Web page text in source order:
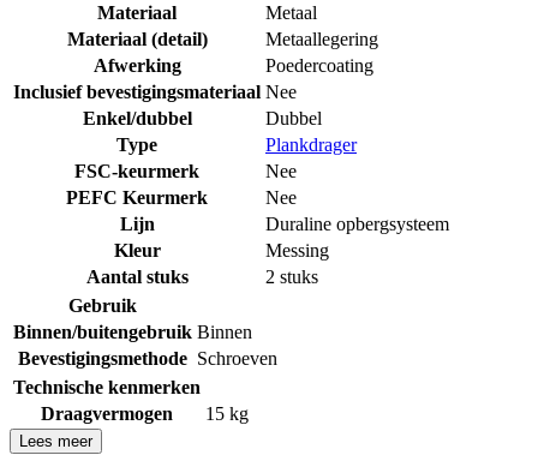
Materiaal
Metaal
Materiaal (detail)
Metaallegering
Afwerking
Poedercoating
Inclusief bevestigingsmateriaal Nee
Enkel/dubbel
Dubbel
Type
Plankdrager
FSC-keurmerk
Nee
PEFC Keurmerk
Nee
Lijn
Duraline opbergsysteem
Kleur
Messing
Aantal stuks
2 stuks
Gebruik
Binnen/buitengebruik Binnen
Bevestigingsmethode Schroeven
Technische kenmerken
Draagvermogen
15 kg
Lees meer